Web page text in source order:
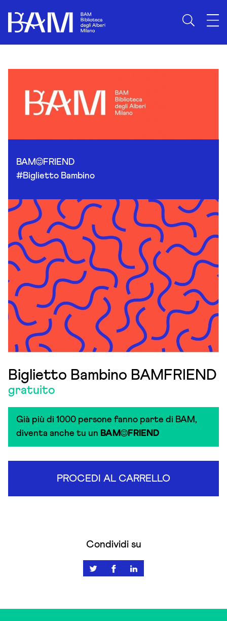
BAM
FRIEND
#Biglietto Bambino
Biglietto Bambino BAMFRIEND
gratuito
Già più di 1000 persone fanno parte di BAM,
diventa anche tu un BAM FRIEND
PROCEDI AL CARRELLO
Condividi su